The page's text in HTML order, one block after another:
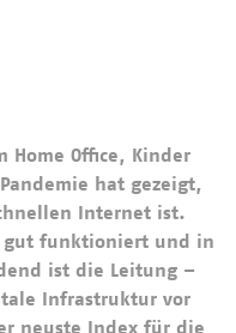
Home Office, Kinder
hat gezeigt,
Internet ist.
gut funktioniert und in
ist die Leitung –
Infrastruktur vor
neuste Index für die